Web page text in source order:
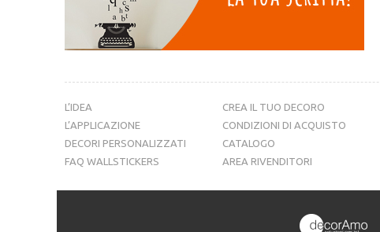
L’IDEA
L’APPLICAZIONE
DECORI PERSONALIZZATI
FAQ WALLSTICKERS
CREA IL TUO DECORO
CONDIZIONI DI ACQUISTO
CATALOGO
AREA RIVENDITORI